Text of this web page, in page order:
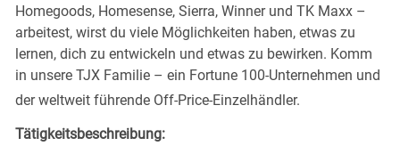
Homegoods, Homesense, Sierra, Winner und TK Maxx –
arbeitest, wirst du viele Möglichkeiten haben, etwas zu
lernen, dich zu entwickeln und etwas zu bewirken. Komm
in unsere TJX Familie – ein Fortune 100-Unternehmen und
der weltweit führende Off-Price-Einzelhändler.
Tätigkeitsbeschreibung: